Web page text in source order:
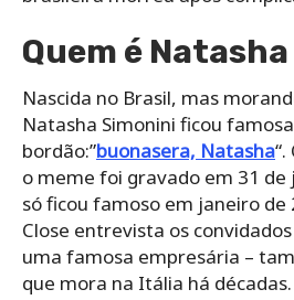
Quem é
Nascida no Brasil, mas
Natasha Simonini ficou
bordão:”buonasera, Natasha
o meme foi gravado em 31 de
só ficou famoso em janeiro de
Close entrevista os
uma famosa empresária –
que mora na Itália há décadas.